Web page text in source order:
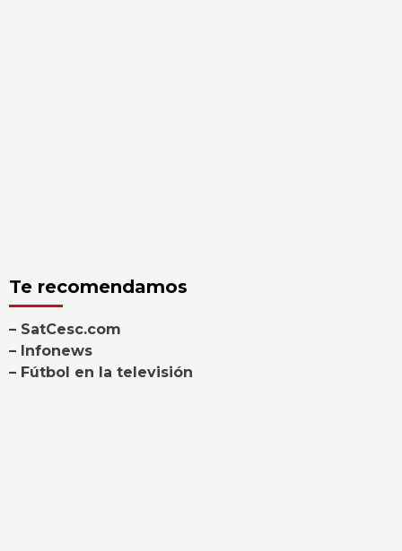
Te recomendamos
– SatCesc.com
– Infonews
– Fútbol en la televisión